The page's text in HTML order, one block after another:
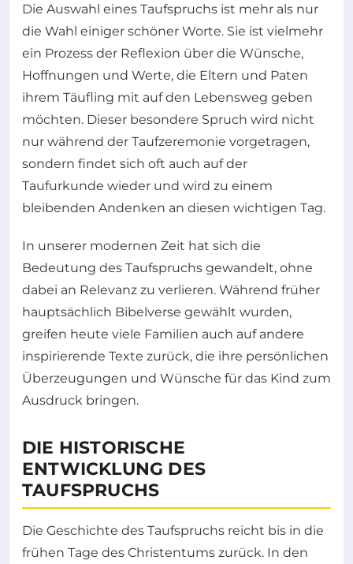
Die Auswahl eines Taufspruchs ist mehr als nur
die Wahl einiger schöner Worte. Sie ist vielmehr
ein Prozess der Reflexion über die Wünsche,
Hoffnungen und Werte, die Eltern und Paten
ihrem Täufling mit auf den Lebensweg geben
möchten. Dieser besondere Spruch wird nicht
nur während der Taufzeremonie vorgetragen,
sondern findet sich oft auch auf der
Taufurkunde wieder und wird zu einem
bleibenden Andenken an diesen wichtigen Tag.
In unserer modernen Zeit hat sich die
Bedeutung des Taufspruchs gewandelt, ohne
dabei an Relevanz zu verlieren. Während früher
hauptsächlich Bibelverse gewählt wurden,
greifen heute viele Familien auch auf andere
inspirierende Texte zurück, die ihre persönlichen
Überzeugungen und Wünsche für das Kind zum
Ausdruck bringen.
DIE HISTORISCHE
ENTWICKLUNG DES
TAUFSPRUCHS
Die Geschichte des Taufspruchs reicht bis in die
frühen Tage des Christentums zurück. In den